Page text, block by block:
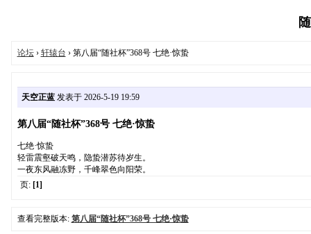
论坛› 轩辕台 › 第八届“随社杯”368号 七绝·惊蛰
天空正蓝发表于 2026-5-19 19:59
第八届“随社杯”368号 七绝·惊蛰
七绝·惊蛰
轻雷震壑破天鸣，隐蛰潜苏待岁生。
一夜东风融冻野，千峰翠色向阳荣。
页: [1]
查看完整版本: 第八届“随社杯”368号 七绝·惊蛰